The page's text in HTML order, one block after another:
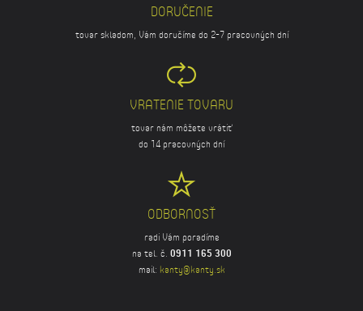
DORUČENIE
tovar skladom, Vám doručíme do 2-7 pracovných dní
VRATENIE TOVARU
tovar nám môžete vrátiť
do 14 pracovných dní
ODBORNOSŤ
radi Vám poradíme
na tel. č. 0911 165 300
mail: kanty@kanty.sk